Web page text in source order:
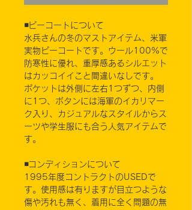
◾️ピーコートについて
水兵さんの冬のマストアイテム、米軍
実物ピーコートです。ウール100%で
防寒性に優れ、重厚感あるシルエット
はカッコイイこと間違いなしです。
ポケットは外側に左右1つずつ、内側
に1つ、ボタンには海軍のイカリマー
ク入り、カジュアルなスタイルからス
ーツや学生服にも合う人気アイテムで
す。
◾️コンディションについて
1995年度コントラクトのUSEDで
す。使用感は有りますが目立つような
傷や汚れも無く、着用に全く問題の無